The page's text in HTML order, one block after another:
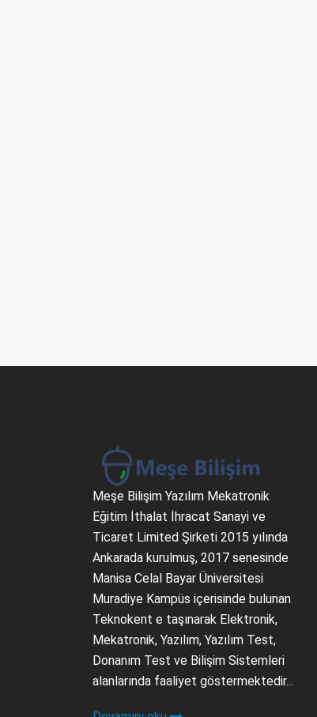
Meşe Bilişim Yazılım Mekatronik
Eğitim İthalat İhracat Sanayi ve
Ticaret Limited Şirketi 2015 yılında
Ankarada kurulmuş, 2017 senesinde
Manisa Celal Bayar Üniversitesi
Muradiye Kampüs içerisinde bulunan
Teknokent e taşınarak Elektronik,
Mekatronik, Yazılım, Yazılım Test,
Donanım Test ve Bilişim Sistemleri
alanlarında faaliyet göstermektedir...